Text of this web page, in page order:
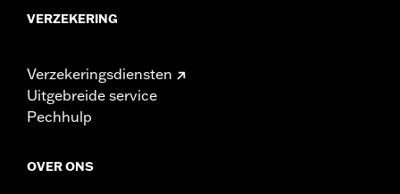
VERZEKERING
Verzekeringsdiensten
Uitgebreide service
Pechhulp
OVER ONS